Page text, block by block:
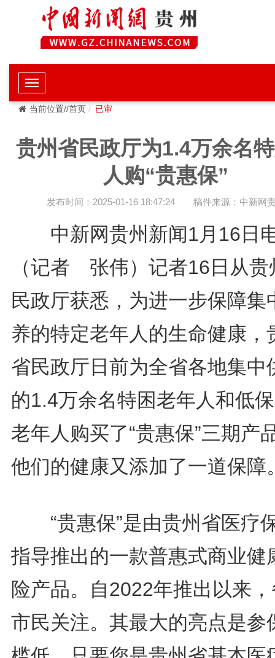
当前位置//首页 已审
贵州省民政厅为1.4万余名
人购“贵惠保”
发布时间：2025-01-16 18:47:24 稿件来源：中新网
中新网贵州新闻1月16
（记者 张伟）记者16日从贵
民政厅获悉，为进一步保障集
养的特定老年人的生命健康，
省民政厅日前为全省各地集中
的1.4万余名特困老年人和低
老年人购买了“贵惠保”三期产
他们的健康又添加了一道保障
“贵惠保”是由贵州省医疗
指导推出的一款普惠式商业健
险产品。自2022年推出以来
市民关注。其最大的亮点是参